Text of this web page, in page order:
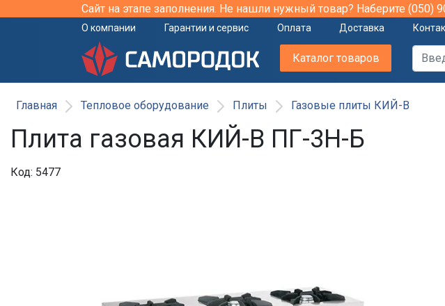
Сайт на этапе заполнения. Не нашли нужный товар? Наберите (050)
О компании Гарантии и сервис Оплата Доставка
Каталог товаров
Главная Тепловое оборудование Плиты Газовые плиты КИЙ-В
Плита газовая КИЙ-В ПГ-3Н-Б
Код: 5477